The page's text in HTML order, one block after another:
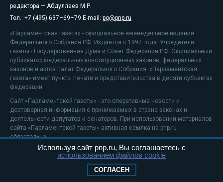
редактора — Абдуллаев М.Р.
Тел.: +7 (495) 637–69–79 E-mail: pg@pnp.ru
«Парламентская газета» - официальное еженедельное издание
Федерального Собрания РФ. Издается с 1997 года. Учредители
газеты - Государственная Дума и Совет Федерации РФ. Официальный
публикатор федеральных конституционных законов, федеральных
законов и актов палат Федерального Собрания. «Парламентская
газета» имеет пункты печати и представительства в десяти субъектах
федерации.
Сайт «Парламентской газеты» - это оперативные новости и
достоверная информация о принимаемых в стране законах и
деятельности депутатов и сенаторов. При использовании материалов
сайта «Парламентской газеты» активная ссылка на pnp.ru
обязательна.
На информационном ресурсе применяютсярекомендательные
Положение о защите персональных данных
Используя сайт pnp.ru, Вы соглашаетесь с
использованием файлов cookie
СОГЛАСЕН